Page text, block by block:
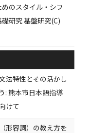
のスタイル・シフ
礎研究 基盤研究(C)
法特性とその活かし
: 熊本市日本語指導
けて
形容詞）の教え方を